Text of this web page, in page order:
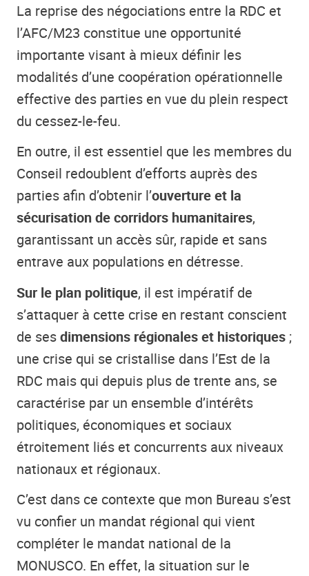
La reprise des négociations entre la RDC et
l’AFC/M23 constitue une opportunité
importante visant à mieux définir les
modalités d’une coopération opérationnelle
effective des parties en vue du plein respect
du cessez-le-feu.
En outre, il est essentiel que les membres du
Conseil redoublent d’efforts auprès des
parties afin d’obtenir l’ouverture et la
sécurisation de corridors humanitaires,
garantissant un accès sûr, rapide et sans
entrave aux populations en détresse.
Sur le plan politique, il est impératif de
s’attaquer à cette crise en restant conscient
de sesdimensions régionales et historiques ;
une crise qui se cristallise dans l’Est de la
RDC mais qui depuis plus de trente ans, se
caractérise par un ensemble d’intérêts
politiques, économiques et sociaux
étroitement liés et concurrents aux niveaux
nationaux et régionaux.
C’est dans ce contexte que mon Bureau s’est
vu confier un mandat régional qui vient
compléter le mandat national de la
MONUSCO. En effet, la situation sur le